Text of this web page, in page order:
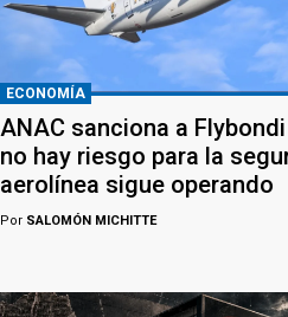
ECONOMÍA
ANAC sanciona a
no hay riesgo para la
aerolínea sigue operando
Por SALOMÓN MICHITTE